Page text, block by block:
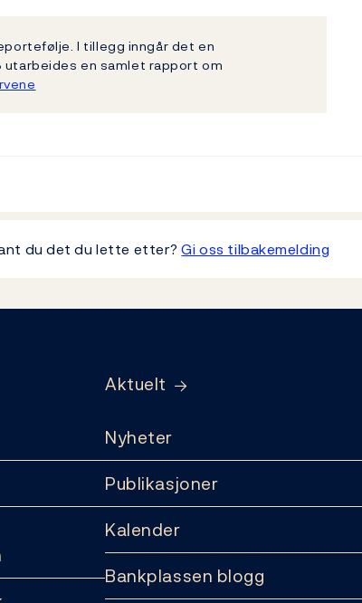
I tillegg inngår det en
en samlet rapport om
du det du lette etter?Gi oss tilbakemelding
Aktuelt
Nyheter
Publikasjoner
Kalender
Bankplassen blogg